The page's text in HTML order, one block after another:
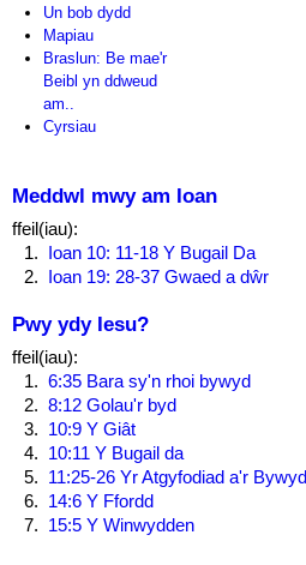
Un bob dydd
Mapiau
Braslun: Be mae'r
Beibl yn ddweud
am..
Cyrsiau
Meddwl mwy am Ioan
ffeil(iau):
Ioan 10: 11-18 Y Bugail Da
Ioan 19: 28-37 Gwaed a dŵr
Pwy ydy Iesu?
ffeil(iau):
6:35 Bara sy'n rhoi bywyd
8:12 Golau'r byd
10:9 Y Giât
10:11 Y Bugail da
11:25-26 Yr Atgyfodiad a'r Bywyd
14:6 Y Ffordd
15:5 Y Winwydden